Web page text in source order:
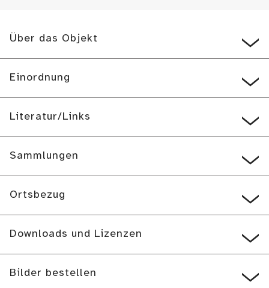
Über das Objekt
Einordnung
Literatur/Links
Sammlungen
Ortsbezug
Downloads und Lizenzen
Bilder bestellen